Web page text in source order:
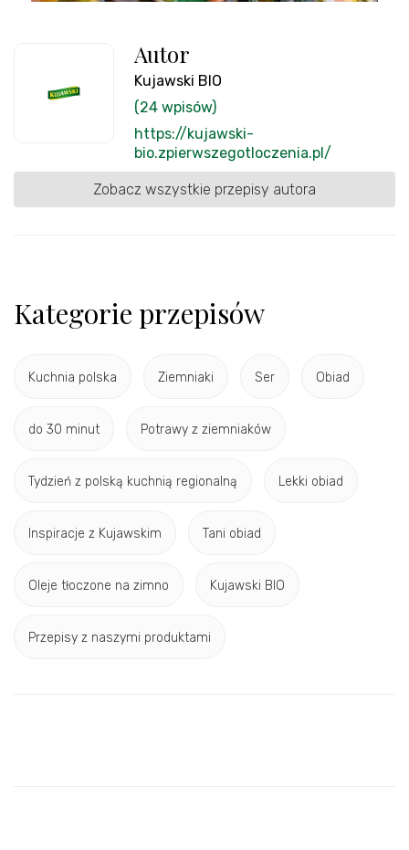
Autor
Kujawski BIO
(24 wpisów)
https://kujawski-
bio.zpierwszegotloczenia.pl/
Zobacz wszystkie przepisy autora
Kategorie przepisów
Kuchnia polska Ziemniaki Ser Obiad
do 30 minut Potrawy z ziemniaków
Tydzień z polską kuchnią regionalną Lekki obiad
Inspiracje z Kujawskim Tani obiad
Oleje tłoczone na zimno Kujawski BIO
Przepisy z naszymi produktami